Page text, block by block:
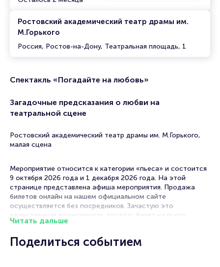
Ростовский академический театр драмы им.
М.Горького
Россия, Ростов-на-Дону, Театральная площадь, 1
Спектакль «Погадайте на любовь»
Загадочные предсказания о любви на
театральной сцене
Ростовский академический театр драмы им. М.Горького,
малая сцена
Мероприятие относится к категории «пьеса» и состоится
9 октября 2026 года и 1 декабря 2026 года. На этой
странице представлена афиша мероприятия. Продажа
билетов онлайн на нашем официальном сайте
осуществляется без посредников. Зачастую это
единственная возможность достать билет на пьесу.
Читать дальше
Поделиться событием